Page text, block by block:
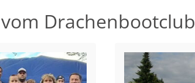
Drachenbootclub